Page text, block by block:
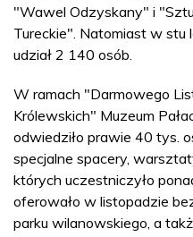
"Wawel Odzyskany" i
Tureckie". Natomiast w stu
udział 2 140 osób.
W ramach "Darmowego
Królewskich" Muzeum
odwiedziło prawie 40 tys.
specjalne spacery,
których uczestniczyło
oferowało w listopadzie
parku wilanowskiego, a